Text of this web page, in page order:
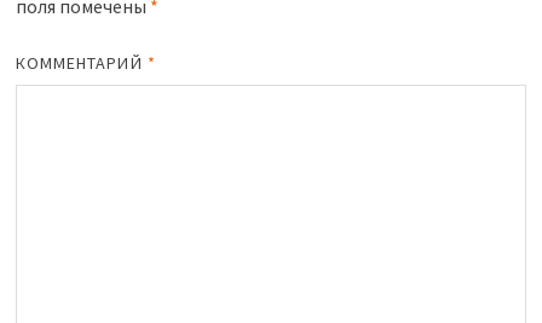
поля помечены *
КОММЕНТАРИЙ *